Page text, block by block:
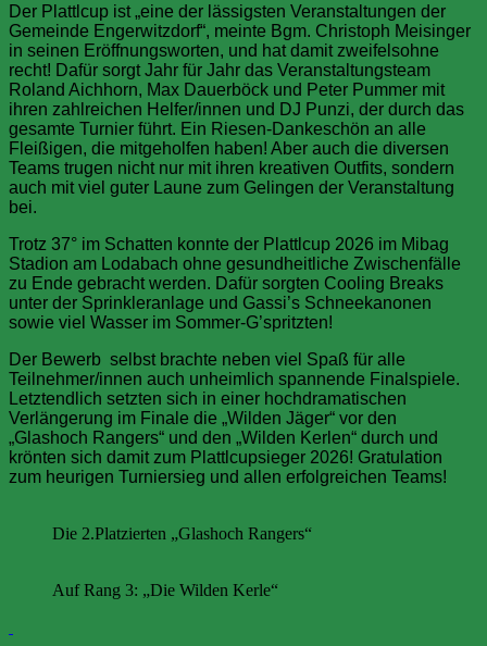
Der Plattlcup ist „eine der lässigsten Veranstaltungen der
Gemeinde Engerwitzdorf“, meinte Bgm. Christoph Meisinger
in seinen Eröffnungsworten, und hat damit zweifelsohne
recht! Dafür sorgt Jahr für Jahr das Veranstaltungsteam
Roland Aichhorn, Max Dauerböck und Peter Pummer mit
ihren zahlreichen Helfer/innen und DJ Punzi, der durch das
gesamte Turnier führt. Ein Riesen-Dankeschön an alle
Fleißigen, die mitgeholfen haben! Aber auch die diversen
Teams trugen nicht nur mit ihren kreativen Outfits, sondern
auch mit viel guter Laune zum Gelingen der Veranstaltung
bei.
Trotz 37° im Schatten konnte der Plattlcup 2026 im Mibag
Stadion am Lodabach ohne gesundheitliche Zwischenfälle
zu Ende gebracht werden. Dafür sorgten Cooling Breaks
unter der Sprinkleranlage und Gassi’s Schneekanonen
sowie viel Wasser im Sommer-G’spritzten!
Der Bewerb selbst brachte neben viel Spaß für alle
Teilnehmer/innen auch unheimlich spannende Finalspiele.
Letztendlich setzten sich in einer hochdramatischen
Verlängerung im Finale die „Wilden Jäger“ vor den
„Glashoch Rangers“ und den „Wilden Kerlen“ durch und
krönten sich damit zum Plattlcupsieger 2026! Gratulation
zum heurigen Turniersieg und allen erfolgreichen Teams!
Die 2.Platzierten „Glashoch Rangers“
Auf Rang 3: „Die Wilden Kerle“